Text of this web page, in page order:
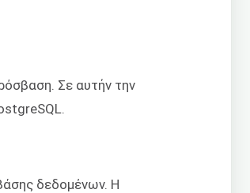
Σε αυτήν την
δεδομένων. Η